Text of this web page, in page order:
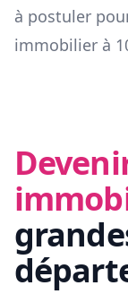
à postuler
immobilier à